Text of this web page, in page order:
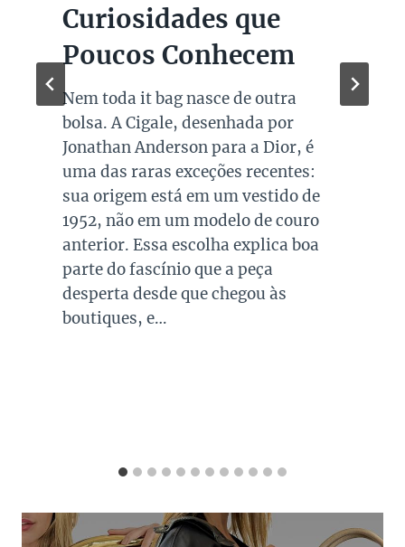
Marcas de Luxo na
Super Sale dos Pais
Quando falamos de cores de bolsas,
os modelos em preto são os mais
queridos e tradicionais, estando
presente no guarda roupa de quase
todas as mulheres. Esta é uma cor
versátil, clássica e atemporal e
investir em peças neste tom garante
combinações para quase todo look
que usamos, sejam eles para
ocasiões casuais ou mais…